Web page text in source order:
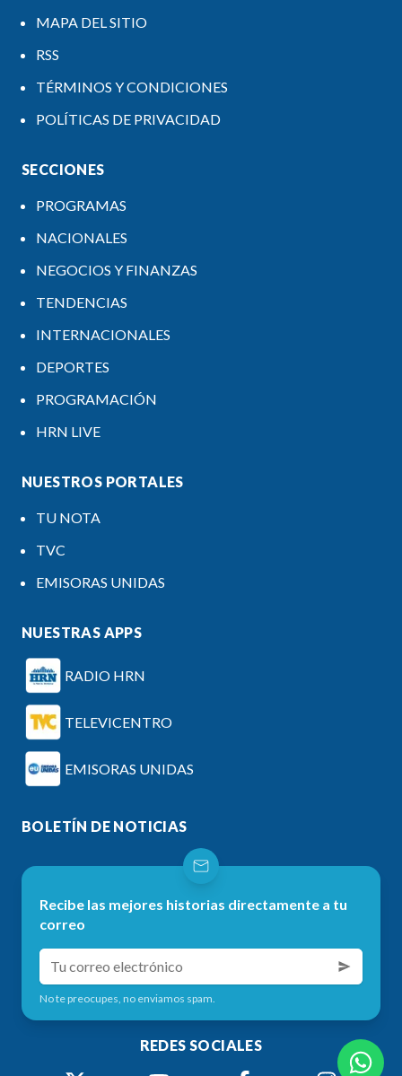
MAPA DEL SITIO
RSS
TÉRMINOS Y CONDICIONES
POLÍTICAS DE PRIVACIDAD
SECCIONES
PROGRAMAS
NACIONALES
NEGOCIOS Y FINANZAS
TENDENCIAS
INTERNACIONALES
DEPORTES
PROGRAMACIÓN
HRN LIVE
NUESTROS PORTALES
TU NOTA
TVC
EMISORAS UNIDAS
NUESTRAS APPS
RADIO HRN
TELEVICENTRO
EMISORAS UNIDAS
BOLETÍN DE NOTICIAS
Recibe las mejores historias directamente a tu
correo
No te preocupes, no enviamos spam.
REDES SOCIALES